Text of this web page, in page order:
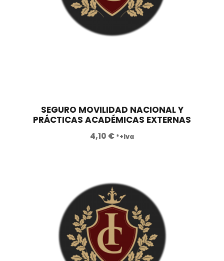
SEGURO MOVILIDAD NACIONAL Y
PRÁCTICAS ACADÉMICAS EXTERNAS
4,10 € *+iva